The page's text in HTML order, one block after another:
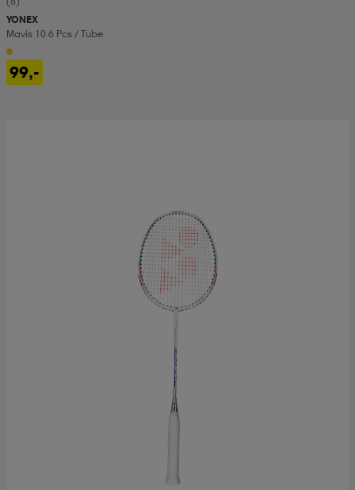
YONEX
Mavis 10 6 Pcs / Tube
99,-